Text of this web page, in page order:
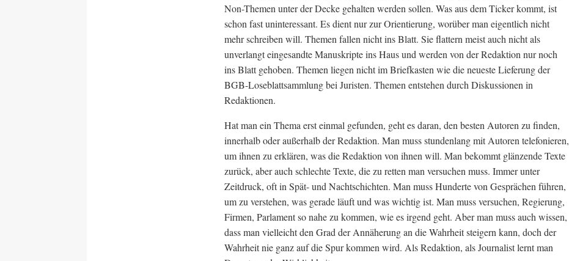
Non-Themen unter der Decke gehalten werden sollen. Was aus dem Ticker kommt, ist
schon fast uninteressant. Es dient nur zur Orientierung, worüber man eigentlich nicht
mehr schreiben will. Themen fallen nicht ins Blatt. Sie flattern meist auch nicht als
unverlangt eingesandte Manuskripte ins Haus und werden von der Redaktion nur noch
ins Blatt gehoben. Themen liegen nicht im Briefkasten wie die neueste Lieferung der
BGB-Loseblattsammlung bei Juristen. Themen entstehen durch Diskussionen in
Redaktionen.
Hat man ein Thema erst einmal gefunden, geht es daran, den besten Autoren zu finden,
innerhalb oder außerhalb der Redaktion. Man muss stundenlang mit Autoren telefonieren,
um ihnen zu erklären, was die Redaktion von ihnen will. Man bekommt glänzende Texte
zurück, aber auch schlechte Texte, die zu retten man versuchen muss. Immer unter
Zeitdruck, oft in Spät- und Nachtschichten. Man muss Hunderte von Gesprächen führen,
um zu verstehen, was gerade läuft und was wichtig ist. Man muss versuchen, Regierung,
Firmen, Parlament so nahe zu kommen, wie es irgend geht. Aber man muss auch wissen,
dass man vielleicht den Grad der Annäherung an die Wahrheit steigern kann, doch der
Wahrheit nie ganz auf die Spur kommen wird. Als Redaktion, als Journalist lernt man